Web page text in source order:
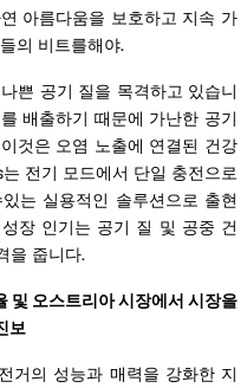
아름다움을 보호하고 지속 가
의 비트를해야.
쁜 공기 질을 목격하고 있습니
배출하기 때문에 가난한 공기
것은 오염 노출에 연결된 건강
전기 모드에서 단일 충전으로
는 실용적인 솔루션으로 출현
장 인기는 공기 질 및 공중 건
을 줍니다.
및 오스트리아 시장에서 시장을
보
거의 성능과 매력을 강화한 지